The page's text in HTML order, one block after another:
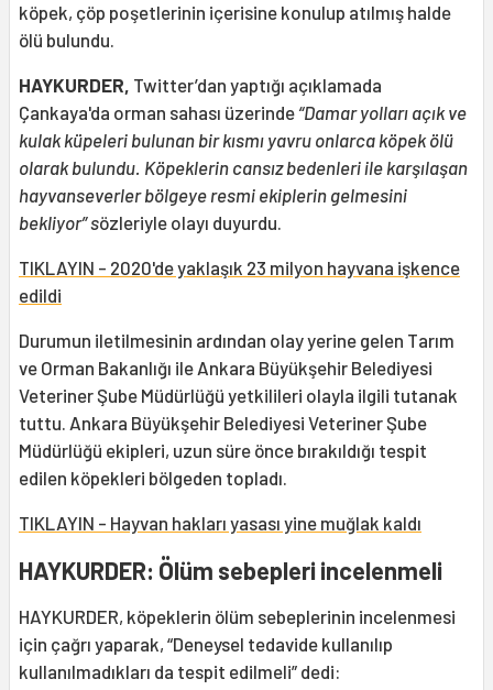
köpek, çöp poşetlerinin içerisine konulup atılmış halde
ölü bulundu.
HAYKURDER, Twitter’dan yaptığı açıklamada
Çankaya'da orman sahası üzerinde “Damar yolları açık ve
kulak küpeleri bulunan bir kısmı yavru onlarca köpek ölü
olarak bulundu. Köpeklerin cansız bedenleri ile karşılaşan
hayvanseverler bölgeye resmi ekiplerin gelmesini
bekliyor” sözleriyle olayı duyurdu.
TIKLAYIN - 2020'de yaklaşık 23 milyon hayvana işkence
edildi
Durumun iletilmesinin ardından olay yerine gelen Tarım
ve Orman Bakanlığı ile Ankara Büyükşehir Belediyesi
Veteriner Şube Müdürlüğü yetkilileri olayla ilgili tutanak
tuttu. Ankara Büyükşehir Belediyesi Veteriner Şube
Müdürlüğü ekipleri, uzun süre önce bırakıldığı tespit
edilen köpekleri bölgeden topladı.
TIKLAYIN - Hayvan hakları yasası yine muğlak kaldı
HAYKURDER: Ölüm sebepleri incelenmeli
HAYKURDER, köpeklerin ölüm sebeplerinin incelenmesi
için çağrı yaparak, “Deneysel tedavide kullanılıp
kullanılmadıkları da tespit edilmeli” dedi: